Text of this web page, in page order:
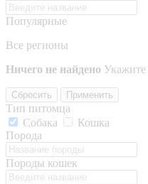
Популярные
Все регионы
Ничего не найдено
Сбросить Применить
Тип питомца
Собака
Кошка
Порода
Породы кошек